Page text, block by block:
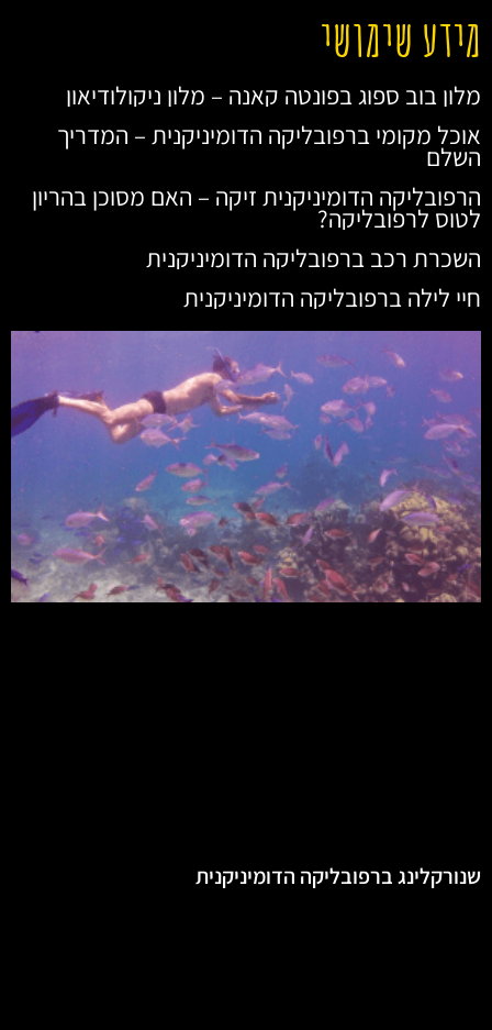
מידע שימושי
מלון בוב ספוג בפונטה קאנה – מלון ניקולודיאון
אוכל מקומי ברפובליקה הדומיניקנית – המדריך
השלם
הרפובליקה הדומיניקנית זיקה – האם מסוכן בהריון
לטוס לרפובליקה?
השכרת רכב ברפובליקה הדומיניקנית
חיי לילה ברפובליקה הדומיניקנית
שנורקלינג ברפובליקה הדומיניקנית